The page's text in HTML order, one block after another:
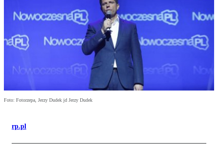
Foto: Fotorzepa, Jerzy Dudek jd Jerzy Dudek
rp.pl